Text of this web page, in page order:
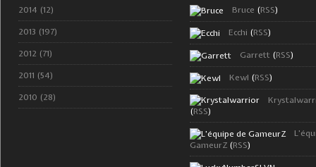
2014 (12)
2013 (197)
2012 (71)
2011 (54)
2010 (28)
Bruce (RSS)
Ecchi (RSS)
Garrett (RSS)
Kewl (RSS)
(RSS)
GameurZ (RSS)